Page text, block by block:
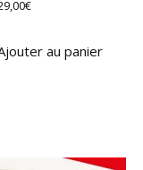
€
au panier